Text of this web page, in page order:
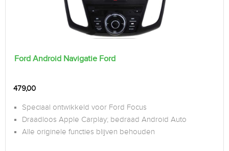
Ford Android Navigatie Ford
479,00
Speciaal ontwikkeld voor Ford Focus
Draadloos Apple Carplay; bedraad Android Auto
Alle originele functies blijven behouden